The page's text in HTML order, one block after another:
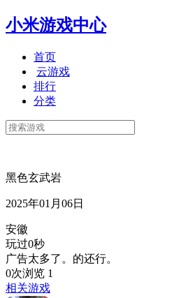
小米游戏中心
首页
云游戏
排行
分类
黑色玄武岩
2025年01月06日
安徽
玩过0秒
广告太多了。的还行。
0次浏览 1
相关游戏